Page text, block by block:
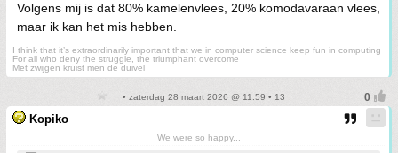
Volgens mij is dat 80% kamelenvlees, 20% komodavaraan vlees,
maar ik kan het mis hebben.
I think that it’s extraordinarily important that we in computer science keep fun in computing
For all who deny the struggle, the triumphant overcome
Met zwijgen kruist men de duivel
• zaterdag 28 maart 2026 @ 11:59 • 13
Kopiko
We were so happy...